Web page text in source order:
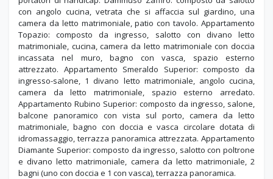
con angolo cucina, vetrata che si affaccia sul giardino, una
camera da letto matrimoniale, patio con tavolo. Appartamento
Topazio: composto da ingresso, salotto con divano letto
matrimoniale, cucina, camera da letto matrimoniale con doccia
incassata nel muro, bagno con vasca, spazio esterno
attrezzato. Appartamento Smeraldo Superior: composto da
ingresso-salone, 1 divano letto matrimoniale, angolo cucina,
camera da letto matrimoniale, spazio esterno arredato.
Appartamento Rubino Superior: composto da ingresso, salone,
balcone panoramico con vista sul porto, camera da letto
matrimoniale, bagno con doccia e vasca circolare dotata di
idromassaggio, terrazza panoramica attrezzata. Appartamento
Diamante Superior: composto da ingresso, salotto con poltrone
e divano letto matrimoniale, camera da letto matrimoniale, 2
bagni (uno con doccia e 1 con vasca), terrazza panoramica.